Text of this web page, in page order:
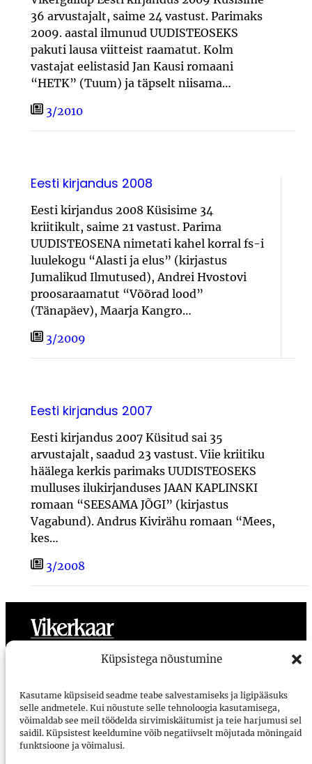
Küpsistega nõustumine
Kasutame küpsiseid seadme teabe salvestamiseks ja ligipääsuks
selle andmetele. Kui nõustute selle tehnoloogia kasutamisega,
võimaldab see meil töödelda sirvimiskäitumist ja teie harjumusi sel
saidil. Küpsistest keeldumine võib negatiivselt mõjutada mõningaid
funktsioone ja võimalusi.
36 arvustajalt, saime 24 vastust. Parimaks
2009. aastal ilmunud UUDISTEOSEKS
pakuti lausa viitteist raamatut. Kolm
vastajat eelistasid Jan Kausi romaani
“HETK” (Tuum) ja täpselt niisama…
3/2010
Eesti kirjandus 2008
Eesti kirjandus 2008 Küsisime 34
kriitikult, saime 21 vastust. Parima
UUDISTEOSENA nimetati ka­hel korral fs-i
luulekogu “Alasti ja elus” (kirjastus
Jumalikud Ilmutused), Andrei Hvostovi
proosaraamatut “Võõrad lood”
(Tänapäev), Maarja Kangro…
3/2009
Eesti kirjandus 2007
Eesti kirjandus 2007 Küsitud sai 35
arvustajalt, saadud 23 vastust. Viie kriitiku
häälega kerkis parimaks UUDISTEOSEKS
mulluses ilukirjanduses JAAN KAPLINSKI
romaan “SEESAMA JÕGI” (kirjastus
Vagabund). Andrus Kivirähu romaan “Mees,
kes…
3/2008
MeistLigipääsetavusKasutustingimused
Vikerkaar
Voorimehe 9, 10146, Tallinn
vikerkaar@vikerkaar.ee